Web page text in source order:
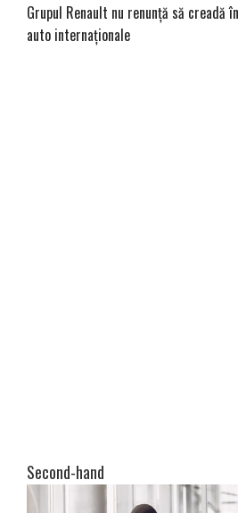
Grupul Renault nu renunță să creadă
auto internaționale
Second-hand